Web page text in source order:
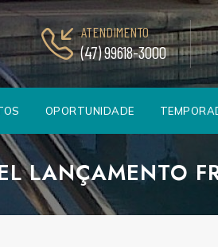
ATENDIMENTO
(47) 99618-3000
OPORTUNIDADE
LANÇAMENTO